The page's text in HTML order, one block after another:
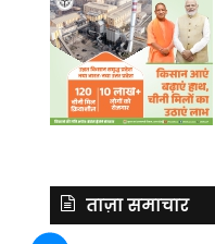
ताज़ा समाचार